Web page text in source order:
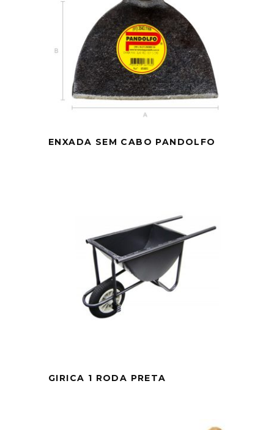
ENXADA SEM CABO PANDOLFO
GIRICA 1 RODA PRETA